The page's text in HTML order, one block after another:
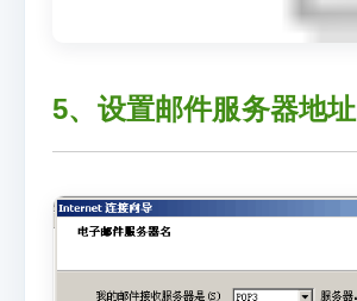
5、设置邮件服务器地址